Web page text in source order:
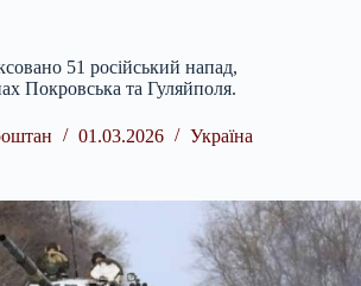
51 російський напад,
Покровська та Гуляйполя.
01.03.2026 Україна